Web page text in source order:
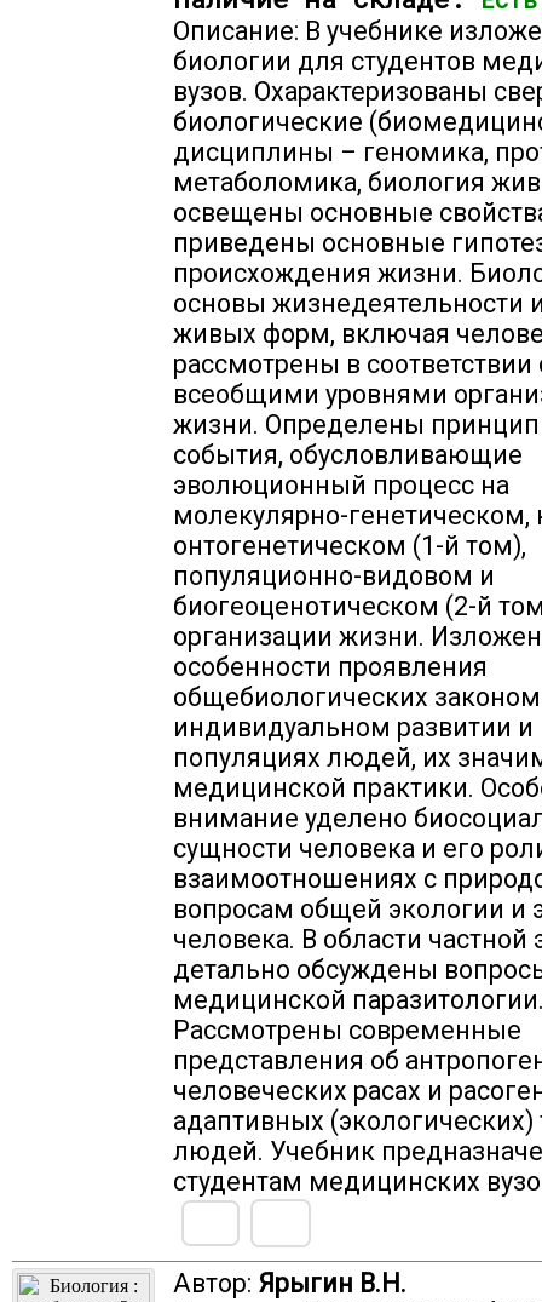
Описание: В учебнике
биологии для студентов
вузов. Охарактеризованы
биологические
дисциплины – геномика,
метаболомика, биология
освещены основные
приведены основные
происхождения жизни.
основы жизнедеятельности
живых форм, включая
рассмотрены в соответствии
всеобщими уровнями
жизни. Определены
события, обусловливающие
эволюционный процесс на
молекулярно-генетическом,
онтогенетическом (1-й том),
популяционно-видовом и
биогеоценотическом (2-й
организации жизни.
особенности проявления
общебиологических
индивидуальном развитии и
популяциях людей, их
медицинской практики.
внимание уделено
сущности человека и его
взаимоотношениях с
вопросам общей экологии и
человека. В области частной
детально обсуждены
медицинской
Рассмотрены современные
представления об
человеческих расах и
адаптивных (экологических)
людей. Учебник
студентам медицинских
Автор: Ярыгин В.Н.